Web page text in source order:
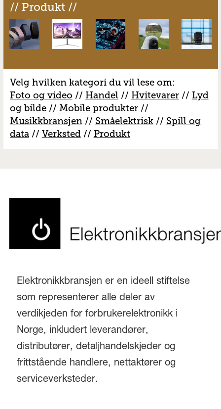
// Produkt //
Velg hvilken kategori du vil lese om:
Foto og video // Handel // Hvitevarer// Lyd
og bilde// Mobile produkter//
Musikkbransjen// Småelektrisk// Spill og
data// Verksted// Produkt
Elektronikkbransjen er en ideell stiftelse
som representerer alle deler av
verdikjeden for forbrukerelektronikk i
Norge, inkludert leverandører,
distributører, detaljhandelskjeder og
frittstående handlere, nettaktører og
serviceverksteder.